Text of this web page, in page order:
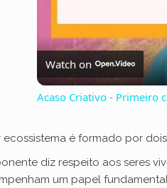
Watch on
Acaso Criativo - Primeiro
é formado por
diz respeito aos seres
um papel